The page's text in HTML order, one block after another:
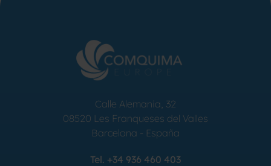
Calle Alemania, 32
08520 Les Franqueses del Valles
Barcelona - España
Tel. +34 936 460 403